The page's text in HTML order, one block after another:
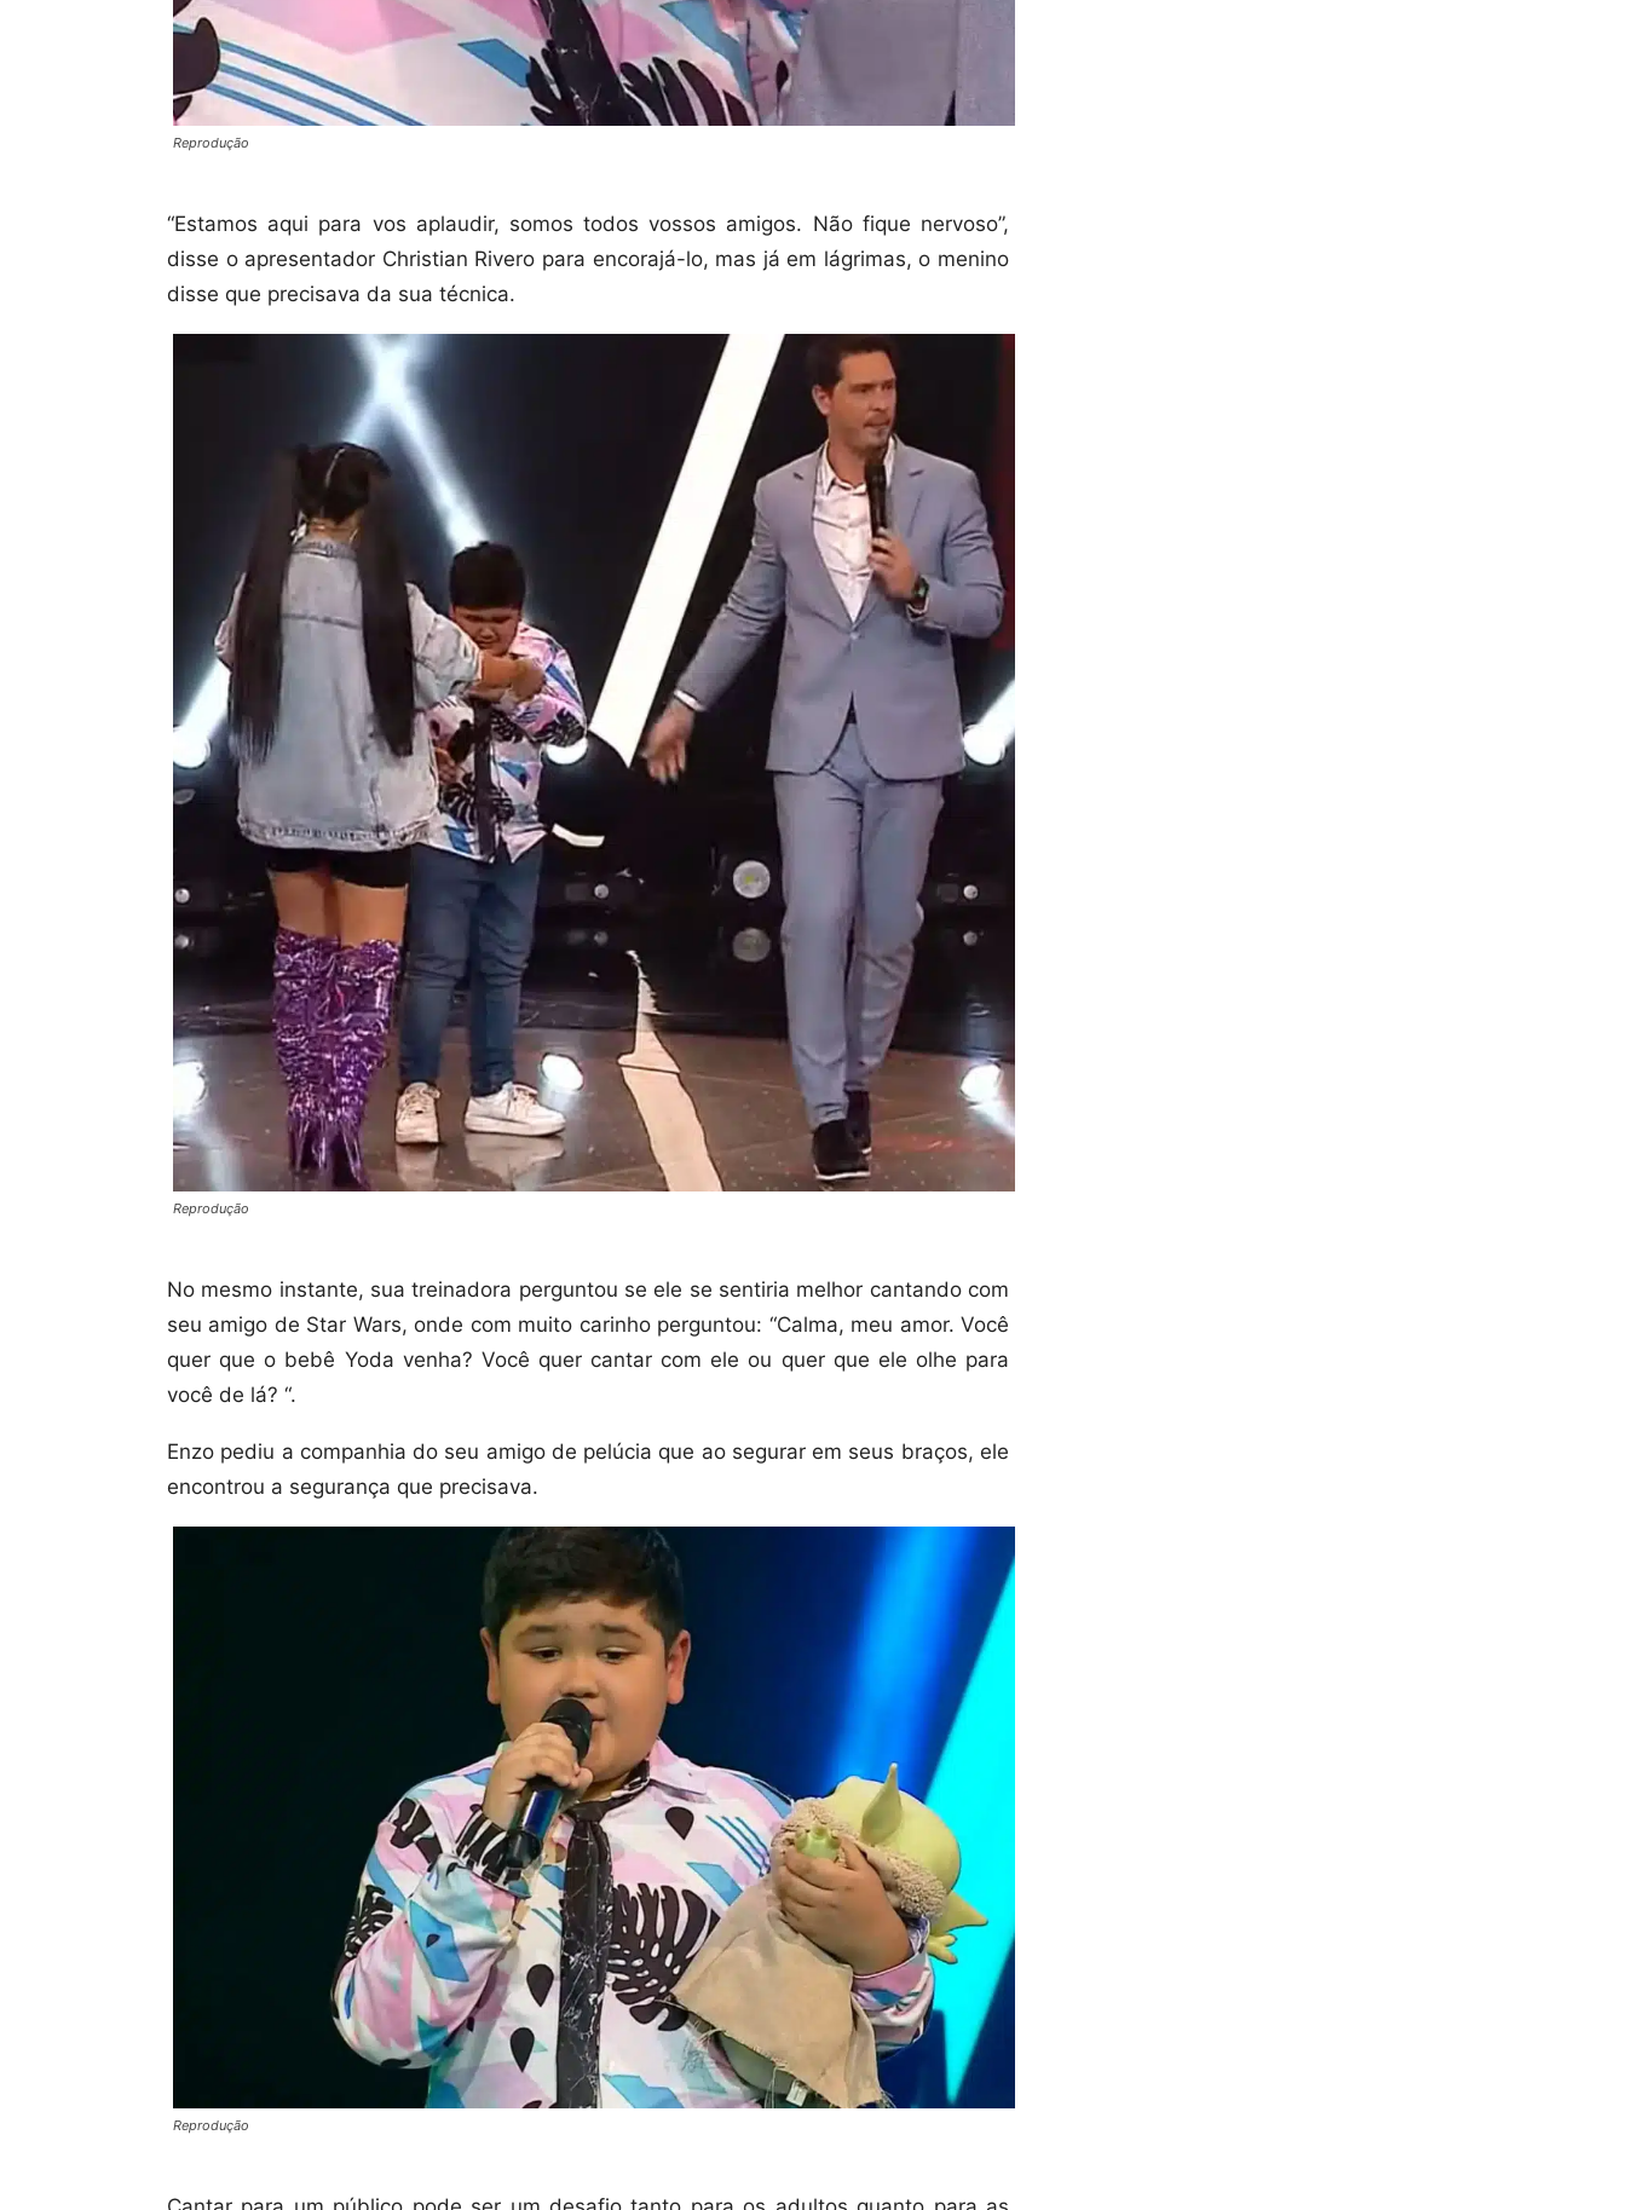
Reprodução
“Estamos aqui para vos aplaudir, somos todos vossos amigos. Não fique nervoso”,
disse o apresentador Christian Rivero para encorajá-lo, mas já em lágrimas, o menino
disse que precisava da sua técnica.
Reprodução
No mesmo instante, sua treinadora perguntou se ele se sentiria melhor cantando com
seu amigo de Star Wars, onde com muito carinho perguntou: “Calma, meu amor. Você
quer que o bebê Yoda venha? Você quer cantar com ele ou quer que ele olhe para
você de lá? “.
Enzo pediu a companhia do seu amigo de pelúcia que ao segurar em seus braços, ele
encontrou a segurança que precisava.
Reprodução